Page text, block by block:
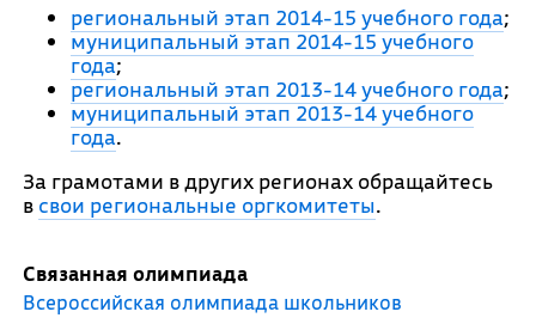
региональный этап 2014-15 учебного года;
муниципальный этап 2014-15 учебного
года;
региональный этап 2013-14 учебного года;
муниципальный этап 2013-14 учебного
года.
За грамотами в других регионах обращайтесь
в свои региональные оргкомитеты.
Связанная олимпиада
Всероссийская олимпиада школьников